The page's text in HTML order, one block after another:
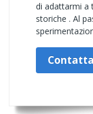
di adattarmi a
storiche . Al
Contatta